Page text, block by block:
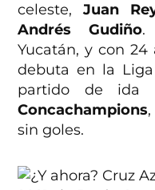
celeste,Juan
Andrés Gudiño.
Yucatán, y con
debuta en la
partido de ida
Concachampions
sin goles.